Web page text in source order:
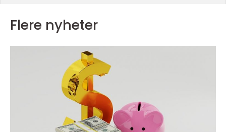
Flere nyheter